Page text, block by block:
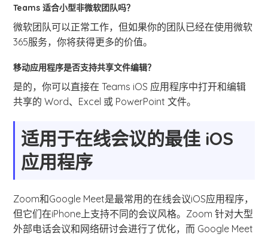
Teams 适合小型非微软团队吗？
微软团队可以正常工作，但如果你的团队已经在使用微软
365服务，你将获得更多的价值。
移动应用程序是否支持共享文件编辑？
是的，你可以直接在 Teams iOS 应用程序中打开和编辑
共享的 Word、Excel 或 PowerPoint 文件。
适用于在线会议的最佳 iOS
应用程序
Zoom和Google Meet是最常用的在线会议iOS应用程序，
但它们在iPhone上支持不同的会议风格。Zoom 针对大型
外部电话会议和网络研讨会进行了优化，而 Google Meet